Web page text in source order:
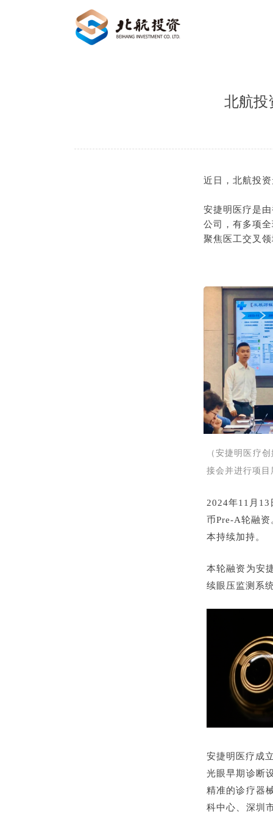
北航投
近日，北航投
安捷明医疗是
公司，有多项
聚焦医工交叉
（安捷明医疗
接会并进行项目
2024年11月13
币Pre-A轮融
本持续加持。
本轮融资为安
续眼压监测系
安捷明医疗成
光眼早期诊断
精准的诊疗器
科中心、深圳